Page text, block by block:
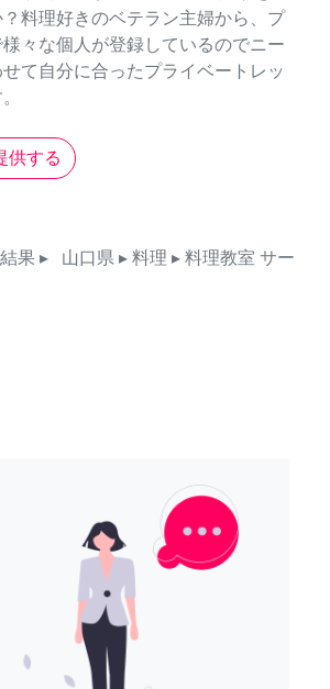
料理好きのベテラン主婦から、プ
々な個人が登録しているのでニー
て自分に合ったプライベートレッ
供する
果 ▸ 山口県 ▸ 料理 ▸ 料理教室 サー